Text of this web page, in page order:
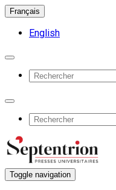
Français
English
Toggle navigation